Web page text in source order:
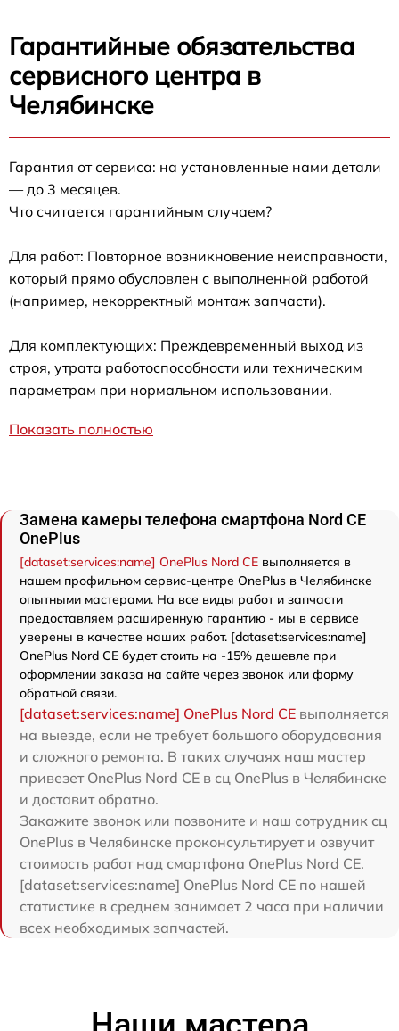
Гарантийные обязательства
сервисного центра в
Челябинске
Гарантия от сервиса: на установленные нами детали
— до 3 месяцев.
Что считается гарантийным случаем?
Для работ: Повторное возникновение неисправности,
который прямо обусловлен с выполненной работой
(например, некорректный монтаж запчасти).
Для комплектующих: Преждевременный выход из
строя, утрата работоспособности или техническим
параметрам при нормальном использовании.
Показать полностью
Замена камеры телефона смартфона Nord CE
OnePlus
[dataset:services:name] OnePlus Nord CE выполняется в
нашем профильном сервис-центре OnePlus в Челябинске
опытными мастерами. На все виды работ и запчасти
предоставляем расширенную гарантию - мы в сервисе
уверены в качестве наших работ. [dataset:services:name]
OnePlus Nord CE будет стоить на -15% дешевле при
оформлении заказа на сайте через звонок или форму
обратной связи.
[dataset:services:name] OnePlus Nord CE выполняется
на выезде, если не требует большого оборудования
и сложного ремонта. В таких случаях наш мастер
привезет OnePlus Nord CE в сц OnePlus в Челябинске
и доставит обратно.
Закажите звонок или позвоните и наш сотрудник сц
OnePlus в Челябинске проконсультирует и озвучит
стоимость работ над смартфона OnePlus Nord CE.
[dataset:services:name] OnePlus Nord CE по нашей
статистике в среднем занимает 2 часа при наличии
всех необходимых запчастей.